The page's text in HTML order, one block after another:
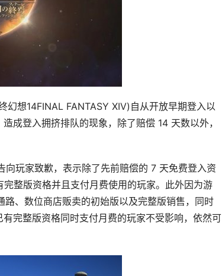
幻想14FINAL FANTASY XIV)自从开放早期登入以
成登入拥挤排队的现象，除了赔偿 14 天数以外，
向玩家致歉，表示除了先前赔偿的 7 天免费登入资
整版资格并且支付月费使用的玩家。此外因为游
、数位商店贩卖的初始版以及完整版销售，同时
完整版资格同时支付月费的玩家不受影响，依然可